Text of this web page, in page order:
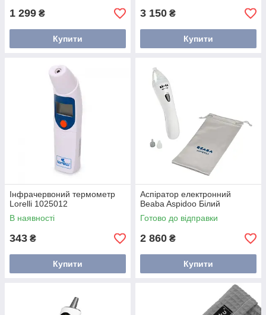
1 299 ₴
Купити
3 150 ₴
Купити
Інфрачервоний термометр
Lorelli 1025012
В наявності
343 ₴
Купити
Аспіратор електронний
Beaba Aspidoo Білий
Готово до відправки
2 860 ₴
Купити